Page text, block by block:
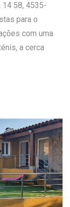
14 58, 4535-
para o
com uma
a cerca